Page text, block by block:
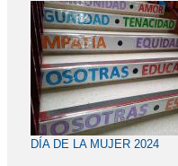
DÍA DE LA MUJER 2024